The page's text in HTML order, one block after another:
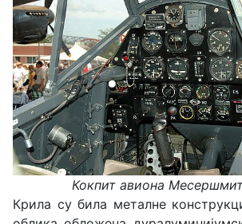
Кокпит авиона
Крила су била металне